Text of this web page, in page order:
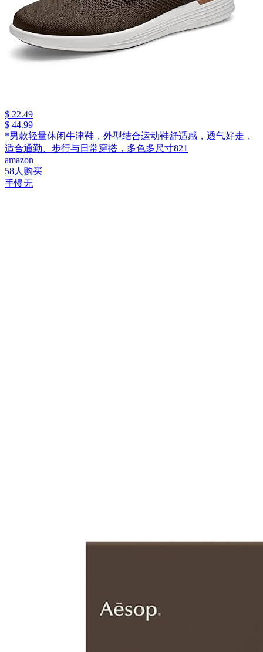
$ 22.49
$ 44.99
*男款轻量休闲牛津鞋，外型结合运动鞋舒适感，透气好走，
适合通勤、步行与日常穿搭，多色多尺寸821
amazon
58人购买
手慢无